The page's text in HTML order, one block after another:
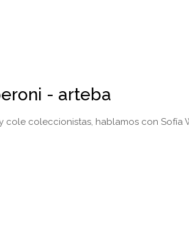
- arteba
cole coleccionistas, hablamos con Sofía